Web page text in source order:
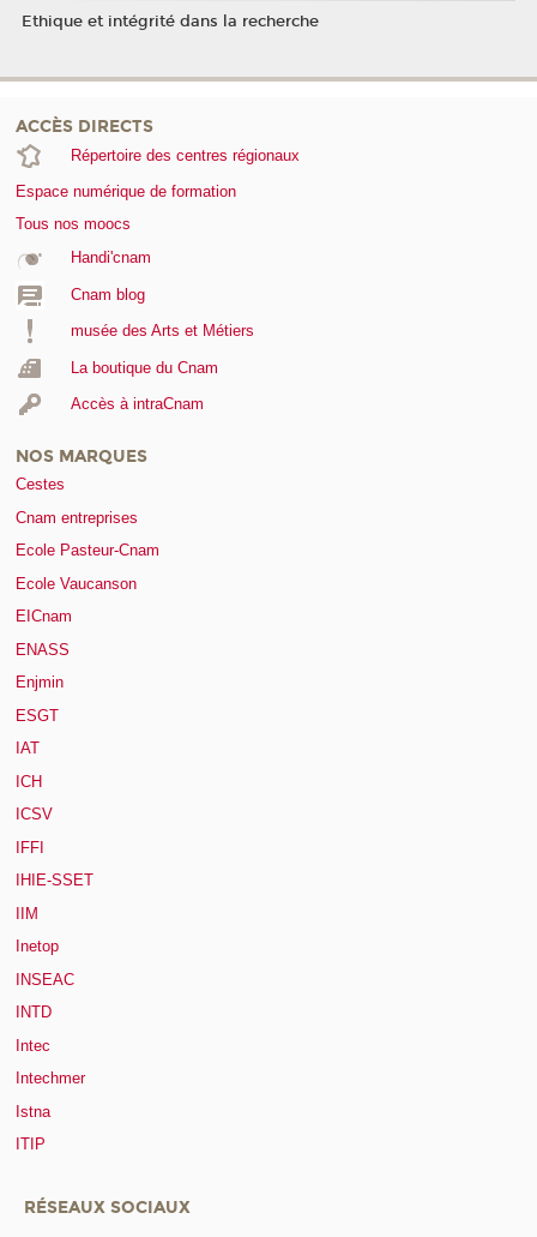
Ethique et intégrité dans la recherche
ACCÈS DIRECTS
Répertoire des centres régionaux
Espace numérique de formation
Tous nos moocs
Handi'cnam
Cnam blog
musée des Arts et Métiers
La boutique du Cnam
Accès à intraCnam
NOS MARQUES
Cestes
Cnam entreprises
Ecole Pasteur-Cnam
Ecole Vaucanson
EICnam
ENASS
Enjmin
ESGT
IAT
ICH
ICSV
IFFI
IHIE-SSET
IIM
Inetop
INSEAC
INTD
Intec
Intechmer
Istna
ITIP
RÉSEAUX SOCIAUX